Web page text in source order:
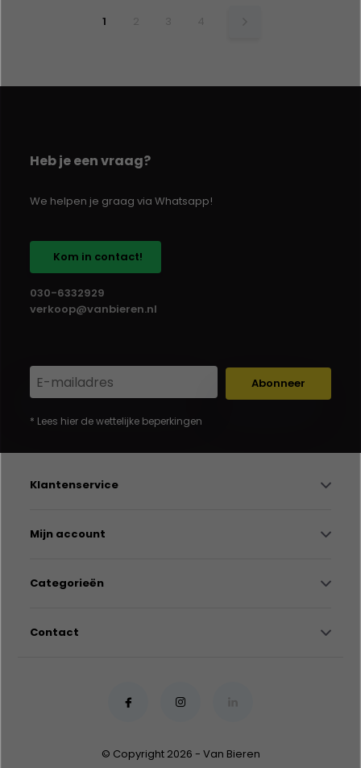
1
Heb je een vraag?
We helpen je graag via Whatsapp!
Kom in contact!
030-6332929
verkoop@vanbieren.nl
Abonneer
* Lees hier de wettelijke beperkingen
Klantenservice
Mijn account
Categorieën
Contact
© Copyright 2026 - Van Bieren